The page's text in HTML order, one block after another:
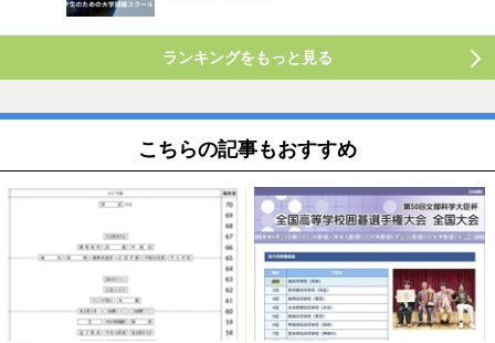
ランキングをもっと見る
こちらの記事もおすすめ